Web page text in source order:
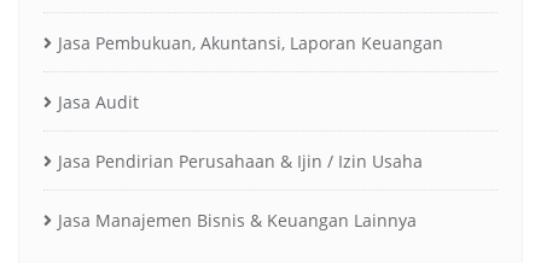
Jasa Pembukuan, Akuntansi, Laporan Keuangan
Jasa Audit
Jasa Pendirian Perusahaan & Ijin / Izin Usaha
Jasa Manajemen Bisnis & Keuangan Lainnya